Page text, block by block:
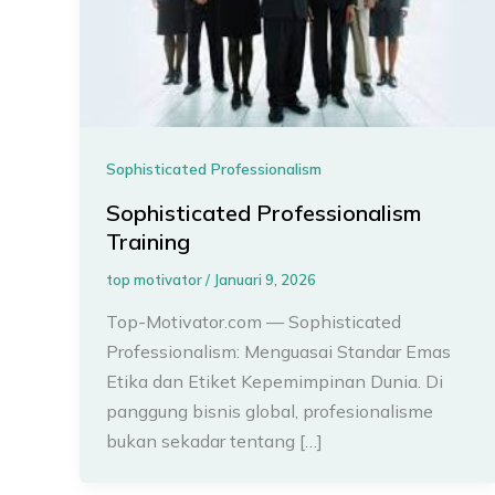
Sophisticated Professionalism
Sophisticated Professionalism
Training
top motivator/ Januari 9, 2026
Top-Motivator.com — Sophisticated
Professionalism: Menguasai Standar Emas
Etika dan Etiket Kepemimpinan Dunia. Di
panggung bisnis global, profesionalisme
bukan sekadar tentang […]